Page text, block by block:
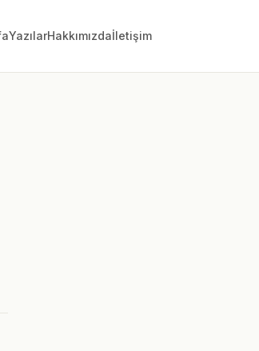
YazılarHakkımızdaİletişim